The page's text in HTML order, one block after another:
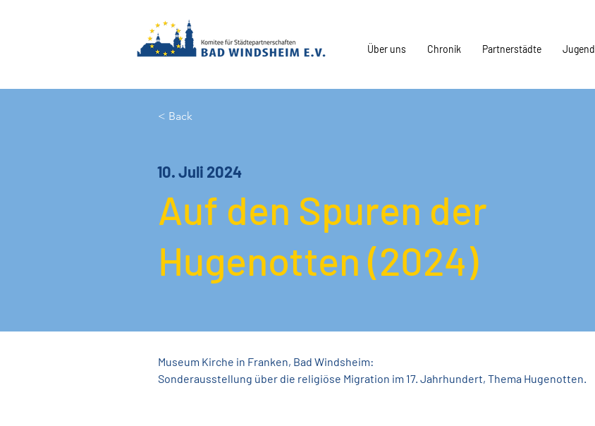
Über uns Chronik Partnerstädte Jugend
< Back
10. Juli 2024
Auf den Spuren der
Hugenotten (2024)
Museum Kirche in Franken, Bad Windsheim:
Sonderausstellung über die religiöse Migration im 17. Jahrhundert, Thema Hugenotten.